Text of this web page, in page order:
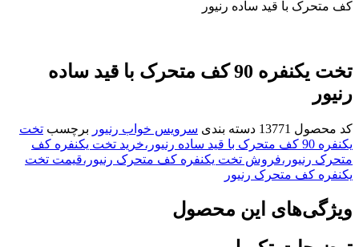
کف متحرک با قید ساده رنیور
تخت یکنفره 90 کف متحرک با قید ساده
رنیور
کد محصول 13771 دسته بندی سرویس خواب رنیور برچسب تخت
یکنفره 90 کف متحرک با قید ساده رنیور،خرید تخت یکنفره کف
متحرک رنیور،فروش تخت یکنفره کف متحرک رنیور،قیمت تخت
یکنفره کف متحرک رنیور
ویژگی‌های این محصول